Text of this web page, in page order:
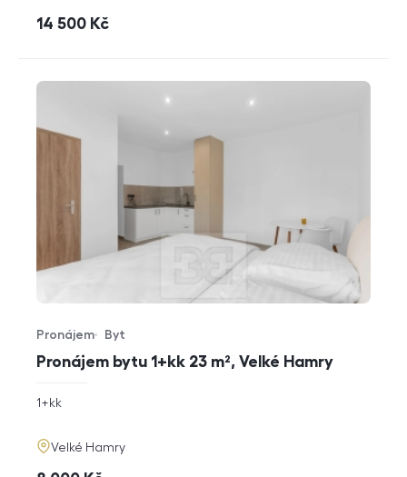
cena
14 500 Kč
Pronájem bytu 1+kk 23 m², Velké Hamry
Typ nabídky
Pronájem
Typ nemovitosti
Byt
rozměry
1+kk
adresa
Velké Hamry